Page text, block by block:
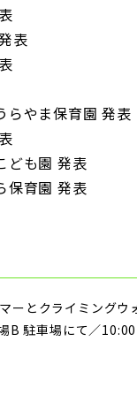
表
らやま保育園 発表
ども園 発表
保育園 発表
ーとクライミングウ
B 駐車場にて／